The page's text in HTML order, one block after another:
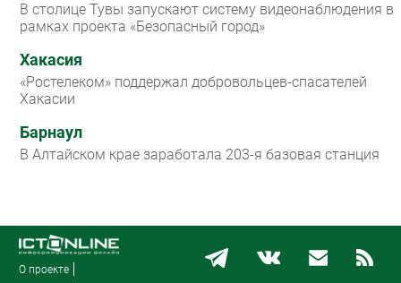
В столице Тувы запускают систему видеонаблюдения в
рамках проекта «Безопасный город»
Хакасия
«Ростелеком» поддержал добровольцев-спасателей
Хакасии
Барнаул
В Алтайском крае заработала 203-я базовая станция
О проекте